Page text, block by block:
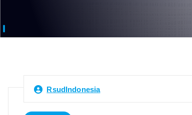
RsudIndonesia